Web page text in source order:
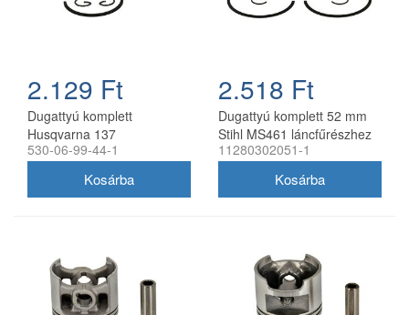
2.129 Ft
Dugattyú komplett
Husqvarna 137
láncfűrészhez 38 mm
530-06-99-44-1
2.518 Ft
Dugattyú komplett 52 mm
Stihl MS461 láncfűrészhez
utángyártott
11280302051-1